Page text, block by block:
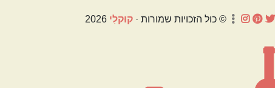
© כול הזכויות שמורות · קוּקלִי